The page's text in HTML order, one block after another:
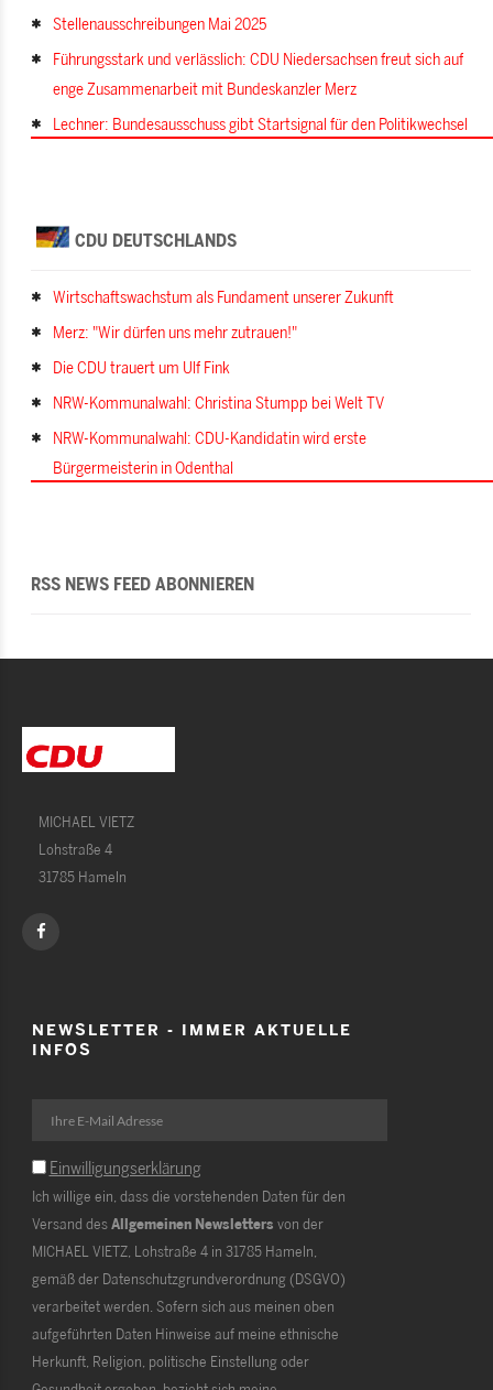
Stellenausschreibungen Mai 2025
Führungsstark und verlässlich: CDU Niedersachsen freut sich auf
enge Zusammenarbeit mit Bundeskanzler Merz
Lechner: Bundesausschuss gibt Startsignal für den Politikwechsel
CDU DEUTSCHLANDS
Wirtschaftswachstum als Fundament unserer Zukunft
Merz: "Wir dürfen uns mehr zutrauen!"
Die CDU trauert um Ulf Fink
NRW-Kommunalwahl: Christina Stumpp bei Welt TV
NRW-Kommunalwahl: CDU-Kandidatin wird erste
Bürgermeisterin in Odenthal
RSS NEWS FEED ABONNIEREN
MICHAEL VIETZ
Lohstraße 4
31785 Hameln
NEWSLETTER - IMMER AKTUELLE
INFOS
Einwilligungserklärung
Ich willige ein, dass die vorstehenden Daten für den
Versand desAllgemeinen Newsletters von der
MICHAEL VIETZ, Lohstraße 4 in 31785 Hameln,
gemäß der Datenschutzgrundverordnung (DSGVO)
verarbeitet werden. Sofern sich aus meinen oben
aufgeführten Daten Hinweise auf meine ethnische
Herkunft, Religion, politische Einstellung oder